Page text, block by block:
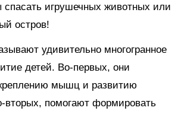
спасать игрушечных животных или
остров!
удивительно многогранное
детей. Во-первых, они
мышц и развитию
вторых, помогают формировать